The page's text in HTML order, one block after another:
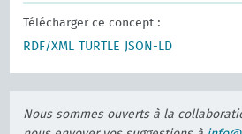
Télécharger ce concept :
RDF/XML
TURTLE JSON-LD
Nous sommes ouverts à la